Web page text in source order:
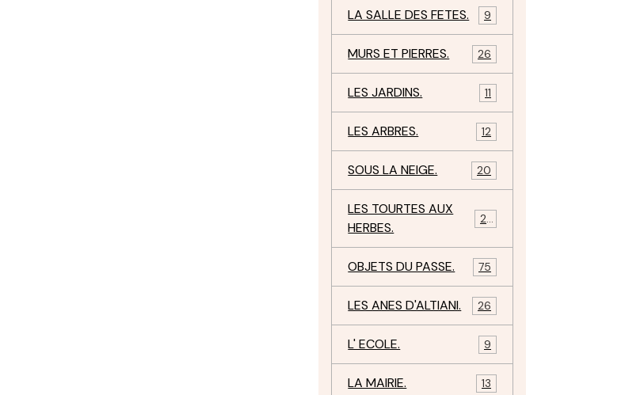
LA SALLE DES FETES. 9
MURS ET PIERRES. 26
LES JARDINS. 11
LES ARBRES. 12
SOUS LA NEIGE. 20
LES TOURTES AUX
HERBES.
29
OBJETS DU PASSE. 75
LES ANES D'ALTIANI. 26
L' ECOLE. 9
LA MAIRIE. 13